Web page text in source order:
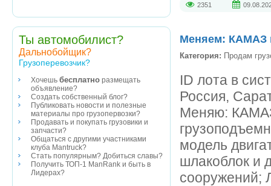
Ты автомобилист?
Дальнобойщик?
Грузоперевозчик?
Хочешь бесплатно размещать
объявление?
Создать собственный блог?
Публиковать новости и полезные
материалы про грузопервозки?
Продавать и покупать грузовики и
запчасти?
Общаться с другими участниками
клуба Mantruck?
Стать популярным? Добиться славы?
Получить ТОП-1 ManRank и быть в
Лидерах?
2351
Меняем: КАМАЗ
Категория: Продам
ID лота в
Россия,
Меняю:
модель
шлакоблок и
сооружений;